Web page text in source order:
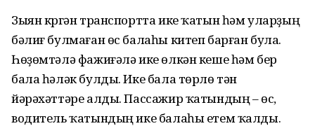
Зыян күргән транспортта ике ҡатын һәм уларҙың
бәлиғ булмаған өс балаһы китеп барған була.
Һөҙөмтәлә фажиғәлә ике өлкән кеше һәм бер
бала һәләк булды. Ике бала төрлө тән
йәрәхәттәре алды. Пассажир ҡатындың – өс,
водитель ҡатындың ике балаһы етем ҡалды.